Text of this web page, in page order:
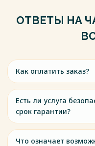
ОТВЕТЫ НА
Как оплатить заказ?
Есть ли услуга
срок гарантии?
Что означает